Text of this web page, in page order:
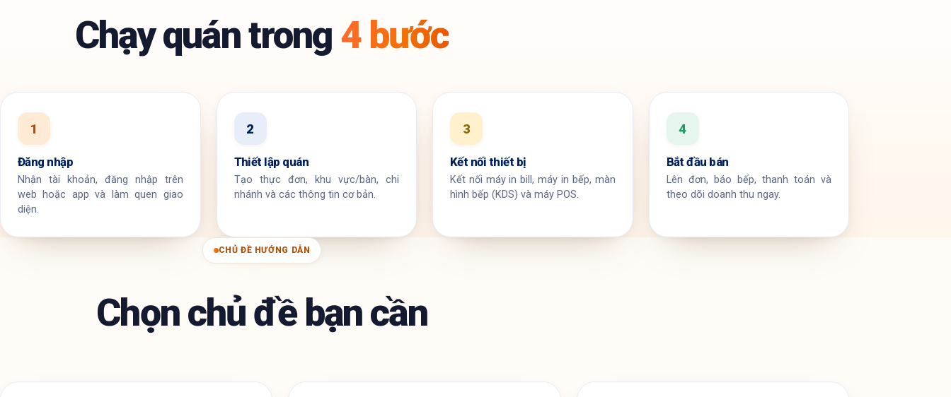
Chạy quán trong 4 bước
1
Đăng nhập
Nhận tài khoản, đăng nhập trên
web hoặc app và làm quen giao
diện.
2
Thiết lập quán
Tạo thực đơn, khu vực/bàn, chi
nhánh và các thông tin cơ bản.
3
Kết nối thiết bị
Kết nối máy in bill, máy in bếp, màn
hình bếp (KDS) và máy POS.
4
Bắt đầu bán
Lên đơn, báo bếp, thanh toán và
theo dõi doanh thu ngay.
CHỦ ĐỀ HƯỚNG DẪN
Chọn chủ đề bạn cần